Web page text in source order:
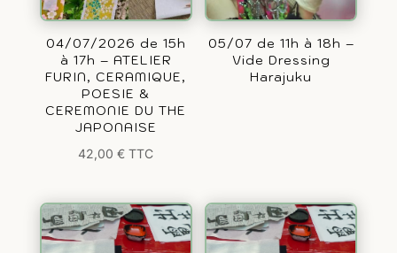
04/07/2026 de 15h
à 17h – ATELIER
FURIN, CERAMIQUE,
POESIE &
CEREMONIE DU THE
JAPONAISE
42,00€ TTC
05/07 de 11h à 18h –
Vide Dressing
Harajuku